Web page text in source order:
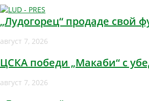
„Лудогорец“ продаде свой
август 7, 2026
ЦСКА победи „Макаби“ с
август 7, 2026